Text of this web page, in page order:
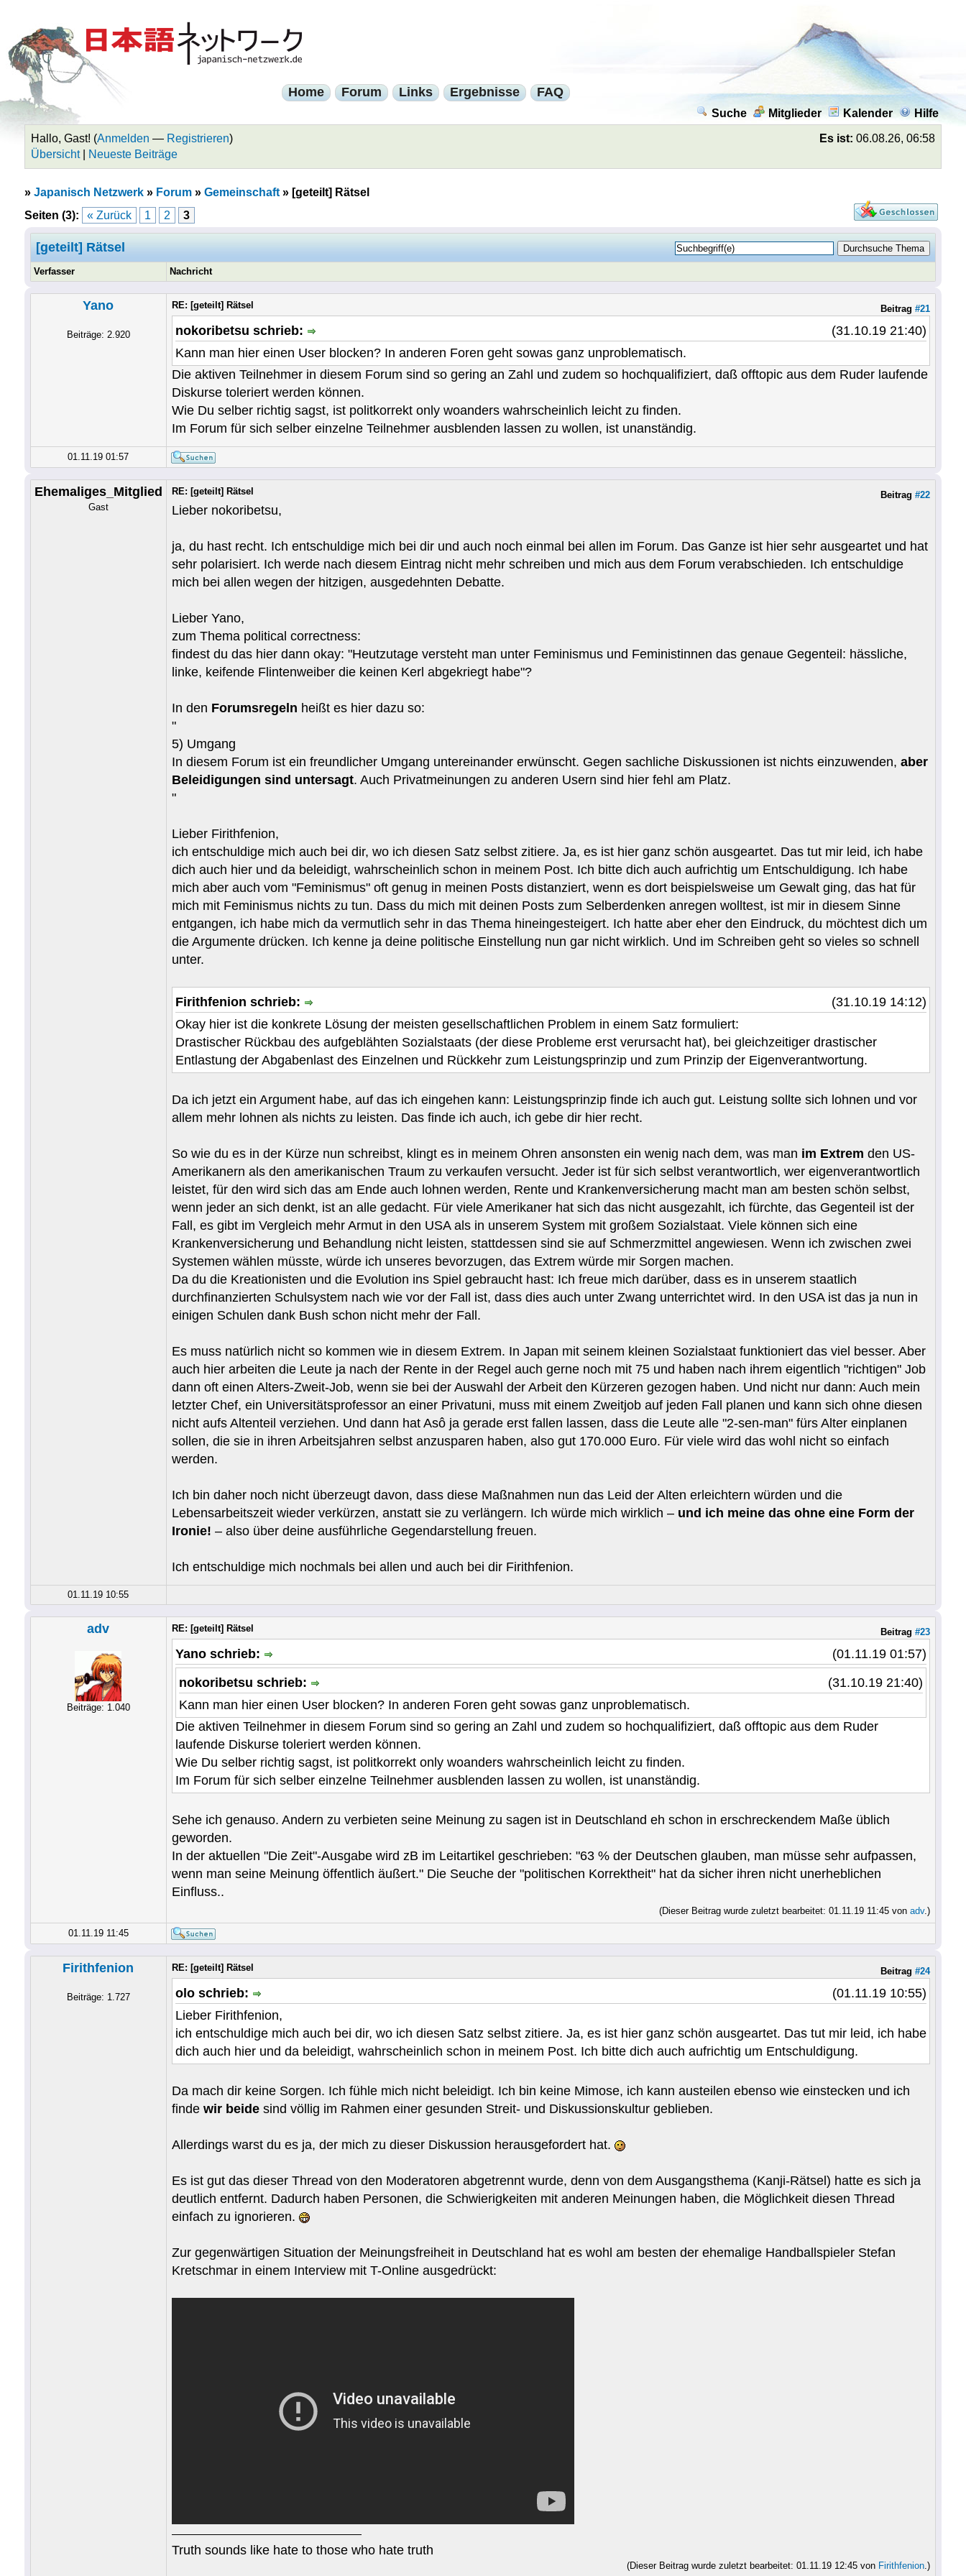
Home Forum Links Ergebnisse FAQ
Suche Mitglieder Kalender Hilfe
Es ist: 06.08.26, 06:58
Hallo, Gast! (Anmelden — Registrieren)
Übersicht| Neueste Beiträge
» Japanisch Netzwerk» Forum» Gemeinschaft» [geteilt] Rätsel
Seiten (3):
« Zurück 1 2 3
[geteilt] Rätsel
Verfasser Nachricht
Yano
Beiträge: 2.920
Beitrag #21
RE: [geteilt] Rätsel
(31.10.19 21:40)
nokoribetsu schrieb:
Kann man hier einen User blocken? In anderen Foren geht sowas ganz unproblematisch.
Die aktiven Teilnehmer in diesem Forum sind so gering an Zahl und zudem so hochqualifiziert, daß offtopic aus dem Ruder laufende
Diskurse toleriert werden können.
Wie Du selber richtig sagst, ist politkorrekt only woanders wahrscheinlich leicht zu finden.
Im Forum für sich selber einzelne Teilnehmer ausblenden lassen zu wollen, ist unanständig.
01.11.19 01:57
Ehemaliges_Mitglied
Gast
Beitrag #22
RE: [geteilt] Rätsel
Lieber nokoribetsu,
ja, du hast recht. Ich entschuldige mich bei dir und auch noch einmal bei allen im Forum. Das Ganze ist hier sehr ausgeartet und hat
sehr polarisiert. Ich werde nach diesem Eintrag nicht mehr schreiben und mich aus dem Forum verabschieden. Ich entschuldige
mich bei allen wegen der hitzigen, ausgedehnten Debatte.
Lieber Yano,
zum Thema political correctness:
findest du das hier dann okay: "Heutzutage versteht man unter Feminismus und Feministinnen das genaue Gegenteil: hässliche,
linke, keifende Flintenweiber die keinen Kerl abgekriegt habe"?
In den Forumsregeln heißt es hier dazu so:
"
5) Umgang
In diesem Forum ist ein freundlicher Umgang untereinander erwünscht. Gegen sachliche Diskussionen ist nichts einzuwenden, aber
Beleidigungen sind untersagt. Auch Privatmeinungen zu anderen Usern sind hier fehl am Platz.
"
Lieber Firithfenion,
ich entschuldige mich auch bei dir, wo ich diesen Satz selbst zitiere. Ja, es ist hier ganz schön ausgeartet. Das tut mir leid, ich habe
dich auch hier und da beleidigt, wahrscheinlich schon in meinem Post. Ich bitte dich auch aufrichtig um Entschuldigung. Ich habe
mich aber auch vom "Feminismus" oft genug in meinen Posts distanziert, wenn es dort beispielsweise um Gewalt ging, das hat für
mich mit Feminismus nichts zu tun. Dass du mich mit deinen Posts zum Selberdenken anregen wolltest, ist mir in diesem Sinne
entgangen, ich habe mich da vermutlich sehr in das Thema hineingesteigert. Ich hatte aber eher den Eindruck, du möchtest dich um
die Argumente drücken. Ich kenne ja deine politische Einstellung nun gar nicht wirklich. Und im Schreiben geht so vieles so schnell
unter.
(31.10.19 14:12)
Firithfenion schrieb:
Okay hier ist die konkrete Lösung der meisten gesellschaftlichen Problem in einem Satz formuliert:
Drastischer Rückbau des aufgeblähten Sozialstaats (der diese Probleme erst verursacht hat), bei gleichzeitiger drastischer
Entlastung der Abgabenlast des Einzelnen und Rückkehr zum Leistungsprinzip und zum Prinzip der Eigenverantwortung.
Da ich jetzt ein Argument habe, auf das ich eingehen kann: Leistungsprinzip finde ich auch gut. Leistung sollte sich lohnen und vor
allem mehr lohnen als nichts zu leisten. Das finde ich auch, ich gebe dir hier recht.
So wie du es in der Kürze nun schreibst, klingt es in meinem Ohren ansonsten ein wenig nach dem, was man im Extrem den US-
Amerikanern als den amerikanischen Traum zu verkaufen versucht. Jeder ist für sich selbst verantwortlich, wer eigenverantwortlich
leistet, für den wird sich das am Ende auch lohnen werden, Rente und Krankenversicherung macht man am besten schön selbst,
wenn jeder an sich denkt, ist an alle gedacht. Für viele Amerikaner hat sich das nicht ausgezahlt, ich fürchte, das Gegenteil ist der
Fall, es gibt im Vergleich mehr Armut in den USA als in unserem System mit großem Sozialstaat. Viele können sich eine
Krankenversicherung und Behandlung nicht leisten, stattdessen sind sie auf Schmerzmittel angewiesen. Wenn ich zwischen zwei
Systemen wählen müsste, würde ich unseres bevorzugen, das Extrem würde mir Sorgen machen.
Da du die Kreationisten und die Evolution ins Spiel gebraucht hast: Ich freue mich darüber, dass es in unserem staatlich
durchfinanzierten Schulsystem nach wie vor der Fall ist, dass dies auch unter Zwang unterrichtet wird. In den USA ist das ja nun in
einigen Schulen dank Bush schon nicht mehr der Fall.
Es muss natürlich nicht so kommen wie in diesem Extrem. In Japan mit seinem kleinen Sozialstaat funktioniert das viel besser. Aber
auch hier arbeiten die Leute ja nach der Rente in der Regel auch gerne noch mit 75 und haben nach ihrem eigentlich "richtigen" Job
dann oft einen Alters-Zweit-Job, wenn sie bei der Auswahl der Arbeit den Kürzeren gezogen haben. Und nicht nur dann: Auch mein
letzter Chef, ein Universitätsprofessor an einer Privatuni, muss mit einem Zweitjob auf jeden Fall planen und kann sich ohne diesen
nicht aufs Altenteil verziehen. Und dann hat Asô ja gerade erst fallen lassen, dass die Leute alle "2-sen-man" fürs Alter einplanen
sollen, die sie in ihren Arbeitsjahren selbst anzusparen haben, also gut 170.000 Euro. Für viele wird das wohl nicht so einfach
werden.
Ich bin daher noch nicht überzeugt davon, dass diese Maßnahmen nun das Leid der Alten erleichtern würden und die
Lebensarbeitszeit wieder verkürzen, anstatt sie zu verlängern. Ich würde mich wirklich – und ich meine das ohne eine Form der
Ironie! – also über deine ausführliche Gegendarstellung freuen.
Ich entschuldige mich nochmals bei allen und auch bei dir Firithfenion.
01.11.19 10:55
adv
Beiträge: 1.040
Beitrag #23
RE: [geteilt] Rätsel
(01.11.19 01:57)
Yano schrieb:
(31.10.19 21:40)
nokoribetsu schrieb:
Kann man hier einen User blocken? In anderen Foren geht sowas ganz unproblematisch.
Die aktiven Teilnehmer in diesem Forum sind so gering an Zahl und zudem so hochqualifiziert, daß offtopic aus dem Ruder
laufende Diskurse toleriert werden können.
Wie Du selber richtig sagst, ist politkorrekt only woanders wahrscheinlich leicht zu finden.
Im Forum für sich selber einzelne Teilnehmer ausblenden lassen zu wollen, ist unanständig.
Sehe ich genauso. Andern zu verbieten seine Meinung zu sagen ist in Deutschland eh schon in erschreckendem Maße üblich
geworden.
In der aktuellen "Die Zeit"-Ausgabe wird zB im Leitartikel geschrieben: "63 % der Deutschen glauben, man müsse sehr aufpassen,
wenn man seine Meinung öffentlich äußert." Die Seuche der "politischen Korrektheit" hat da sicher ihren nicht unerheblichen
Einfluss..
(Dieser Beitrag wurde zuletzt bearbeitet: 01.11.19 11:45 von adv.)
01.11.19 11:45
Firithfenion
Beiträge: 1.727
Beitrag #24
RE: [geteilt] Rätsel
(01.11.19 10:55)
olo schrieb:
Lieber Firithfenion,
ich entschuldige mich auch bei dir, wo ich diesen Satz selbst zitiere. Ja, es ist hier ganz schön ausgeartet. Das tut mir leid, ich habe
dich auch hier und da beleidigt, wahrscheinlich schon in meinem Post. Ich bitte dich auch aufrichtig um Entschuldigung.
Da mach dir keine Sorgen. Ich fühle mich nicht beleidigt. Ich bin keine Mimose, ich kann austeilen ebenso wie einstecken und ich
finde wir beidesind völlig im Rahmen einer gesunden Streit- und Diskussionskultur geblieben.
Allerdings warst du es ja, der mich zu dieser Diskussion herausgefordert hat.
Es ist gut das dieser Thread von den Moderatoren abgetrennt wurde, denn von dem Ausgangsthema (Kanji-Rätsel) hatte es sich ja
deutlich entfernt. Dadurch haben Personen, die Schwierigkeiten mit anderen Meinungen haben, die Möglichkeit diesen Thread
einfach zu ignorieren.
Zur gegenwärtigen Situation der Meinungsfreiheit in Deutschland hat es wohl am besten der ehemalige Handballspieler Stefan
Kretschmar in einem Interview mit T-Online ausgedrückt:
Truth sounds like hate to those who hate truth
(Dieser Beitrag wurde zuletzt bearbeitet: 01.11.19 12:45 von Firithfenion.)